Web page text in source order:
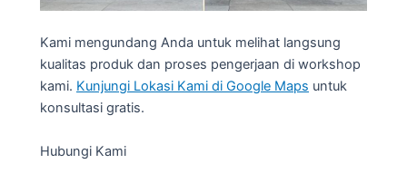
Kami mengundang Anda untuk melihat langsung
kualitas produk dan proses pengerjaan di workshop
kami. Kunjungi Lokasi Kami di Google Maps untuk
konsultasi gratis.
Hubungi Kami